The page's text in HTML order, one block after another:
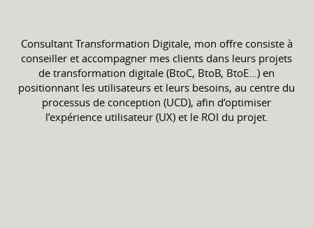
Consultant Transformation Digitale, mon offre consiste à
conseiller et accompagner mes clients dans leurs projets
de transformation digitale (BtoC, BtoB, BtoE…) en
positionnant les utilisateurs et leurs besoins, au centre du
processus de conception (UCD), afin d’optimiser
l’expérience utilisateur (UX) et le ROI du projet.